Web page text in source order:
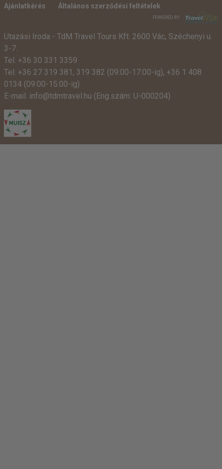
Ajánlatkérés
Általános szerződési feltételek
POWERED BY:
Utazási Iroda - TdM Travel Tours Kft. 2600 Vác, Széchenyi u.
3-7.
Tel: +36 30 331 3359
Tel: +36 27 319 381 , 319 382 (09:00-17:00-ig), +36 1 408
0134 (09:00-15:00-ig)
E-mail: info@tdmtravel.hu (Eng.szám: U-000204)